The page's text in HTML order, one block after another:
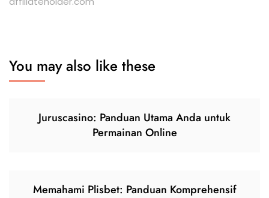
You may also like these
Juruscasino: Panduan Utama Anda untuk
Permainan Online
Memahami Plisbet: Panduan Komprehensif